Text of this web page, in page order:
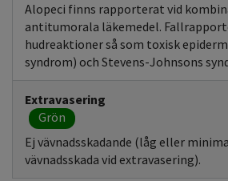
Alopeci finns rapporterat vid
antitumorala läkemedel.
hudreaktioner så som toxisk
syndrom) och Stevens-Johnsons
Extravasering
Grön
Ej vävnadsskadande (låg eller
vävnadsskada vid extravasering).